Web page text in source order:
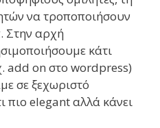
να τροποποιήσουν
Στην αρχή
κάτι
add on στο wordpress)
σε ξεχωριστό
πιο elegant αλλά κάνει